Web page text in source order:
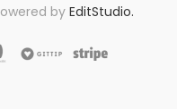
by EditStudio.